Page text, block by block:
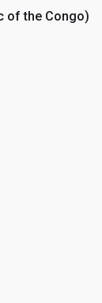
of the Congo)